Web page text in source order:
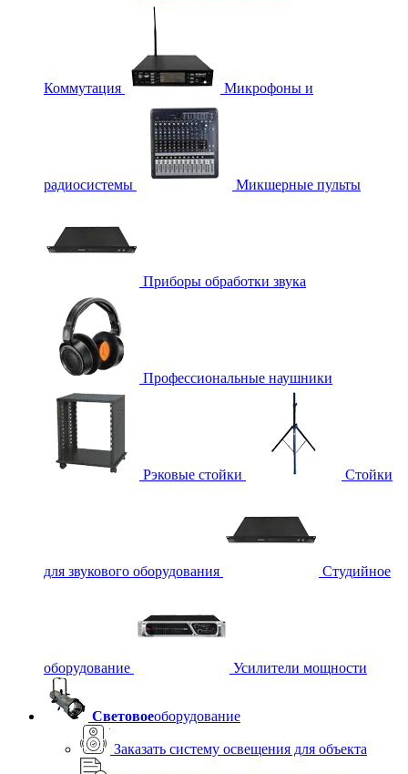
Коммутация Микрофоны и
радиосистемы Микшерные пульты
Приборы обработки звука
Профессиональные наушники
Рэковые стойки Стойки
для звукового оборудования Студийное
оборудование Усилители мощности
Световоеоборудование
Заказать систему освещения для объекта